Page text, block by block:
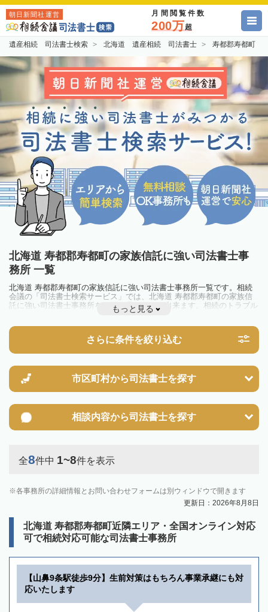
朝日新聞社運営 月間閲覧件数
200万超
遺産相続 司法書士検索 北海道 遺産相続 司法書士 寿都郡寿都町
北海道 寿都郡寿都町の家族信託に強い司法書士事
務所 一覧
北海道 寿都郡寿都町の家族信託に強い司法書士事務所一覧です。相続
会議の「司法書士検索サービス」では、北海道 寿都郡寿都町の家族信
託に強い司法書士事務所を一覧で見ることが出来ます。相続のトラブル
やお悩みを抱えている方は一度近隣の司法書士に相談してみましょう。
もっと見る
さらに条件を絞り込む
市区町村から司法書士を探す
相談内容から司法書士を探す
全8件中 1~8件を表示
各事務所の詳細情報とお問い合わせフォームは別ウィンドウで開きます
更新日：2026年8月8日
北海道 寿都郡寿都町近隣エリア・全国オンライン対応
可で相続対応可能な司法書士事務所
【山鼻9条駅徒歩9分】生前対策はもちろん事業承継にも対
応いたします